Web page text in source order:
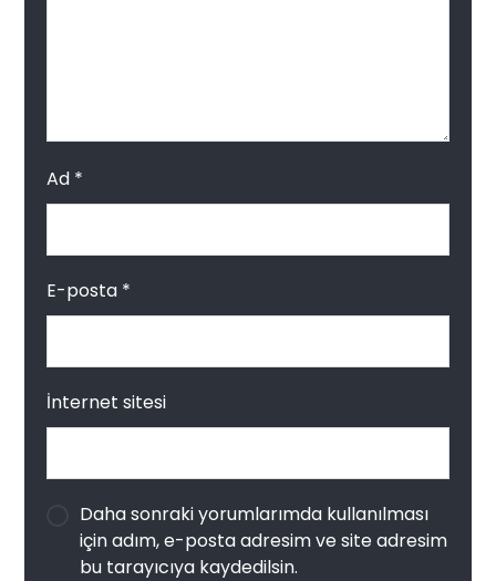
Ad *
E-posta *
İnternet sitesi
Daha sonraki yorumlarımda kullanılması
için adım, e-posta adresim ve site adresim
bu tarayıcıya kaydedilsin.